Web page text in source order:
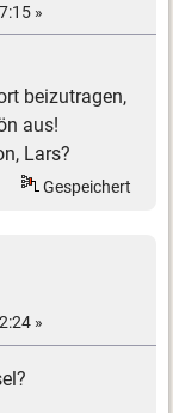
»
beizutragen,
aus!
Lars?
Gespeichert
»